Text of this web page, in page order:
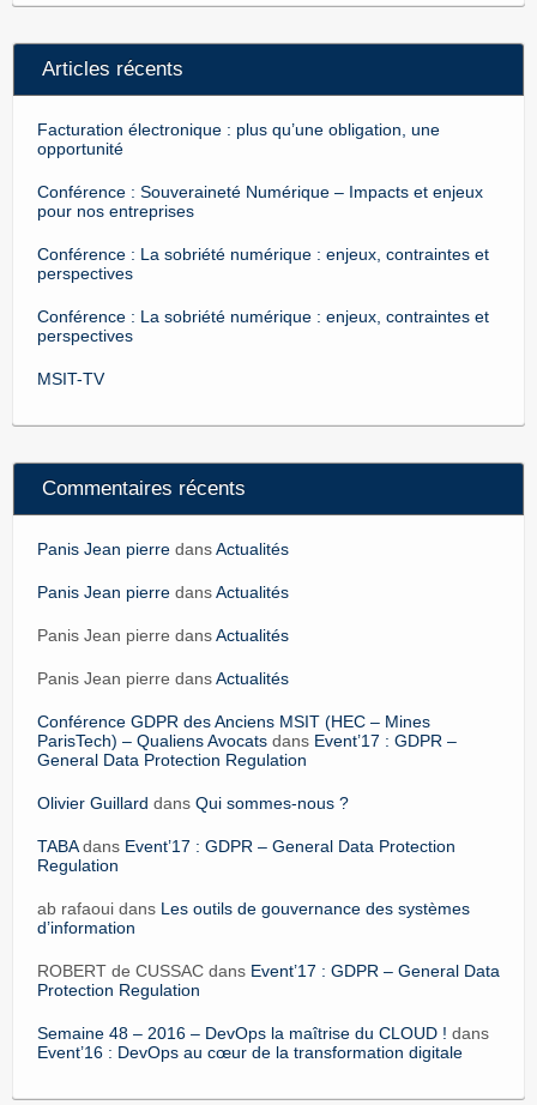
Articles récents
Facturation électronique : plus qu’une obligation, une
opportunité
Conférence : Souveraineté Numérique – Impacts et enjeux
pour nos entreprises
Conférence : La sobriété numérique : enjeux, contraintes et
perspectives
Conférence : La sobriété numérique : enjeux, contraintes et
perspectives
MSIT-TV
Commentaires récents
Panis Jean pierre dansActualités
Panis Jean pierre dansActualités
Panis Jean pierre dansActualités
Panis Jean pierre dansActualités
Conférence GDPR des Anciens MSIT (HEC – Mines
ParisTech) – Qualiens Avocats dans Event’17 : GDPR –
General Data Protection Regulation
Olivier Guillard dans Qui sommes-nous ?
TABAdans Event’17 : GDPR – General Data Protection
Regulation
ab rafaoui dans Les outils de gouvernance des systèmes
d’information
ROBERT de CUSSAC dans Event’17 : GDPR – General Data
Protection Regulation
Semaine 48 – 2016 – DevOps la maîtrise du CLOUD ! dans
Event’16 : DevOps au cœur de la transformation digitale